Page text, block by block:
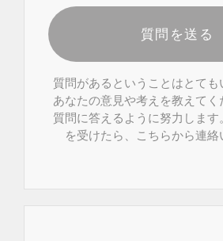
質問を送る
質問があるということはとても
あなたの意見や考えを教えて
質問に答えるように努力しま
を受けたら、こちらから連絡